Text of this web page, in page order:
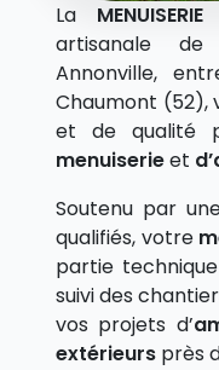
La
artisanale
Annonville,
Chaumont (52),
et de qualité
menuiserieet
Soutenu par
qualifiés, votre
partie
suivi des
vos projets d’
extérieurs près